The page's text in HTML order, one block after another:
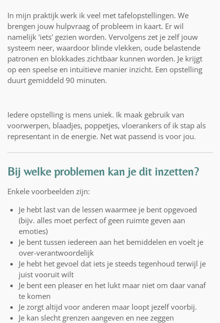
In mijn praktijk werk ik veel met tafelopstellingen. We
brengen jouw hulpvraag of probleem in kaart. Er wil
namelijk 'iets' gezien worden. Vervolgens zet je zelf jouw
systeem neer, waardoor blinde vlekken, oude belastende
patronen en blokkades zichtbaar kunnen worden. Je krijgt
op een speelse en intuïtieve manier inzicht. Een opstelling
duurt gemiddeld 90 minuten.
Iedere opstelling is mens uniek. Ik maak gebruik van
voorwerpen, blaadjes, poppetjes, vloerankers of ik stap als
representant in de energie. Net wat passend is voor jou.
Bij welke problemen kan je dit inzetten?
Enkele voorbeelden zijn:
Je hebt last van de lessen waarmee je bent opgevoed
(bijv. alles moet perfect of geen ruimte geven aan
emoties)
Je bent tussen iedereen aan het bemiddelen en voelt je
over-verantwoordelijk
Je hebt het gevoel dat iets je steeds tegenhoud terwijl je
juist vooruit wilt
Je bent een pleaser en het lukt maar niet om daar vanaf
te komen
Je zorgt altijd voor anderen maar loopt jezelf voorbij.
Je kan slecht grenzen aangeven en nee zeggen